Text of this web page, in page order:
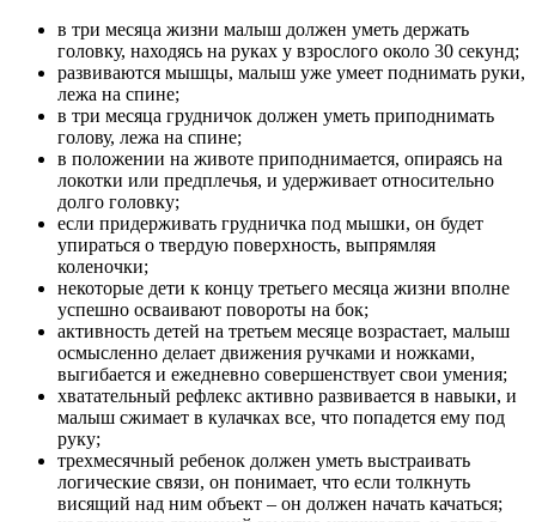
в три месяца жизни малыш должен уметь держать
головку, находясь на руках у взрослого около 30 секунд;
развиваются мышцы, малыш уже умеет поднимать руки,
лежа на спине;
в три месяца грудничок должен уметь приподнимать
голову, лежа на спине;
в положении на животе приподнимается, опираясь на
локотки или предплечья, и удерживает относительно
долго головку;
если придерживать грудничка под мышки, он будет
упираться о твердую поверхность, выпрямляя
коленочки;
некоторые дети к концу третьего месяца жизни вполне
успешно осваивают повороты на бок;
активность детей на третьем месяце возрастает, малыш
осмысленно делает движения ручками и ножками,
выгибается и ежедневно совершенствует свои умения;
хватательный рефлекс активно развивается в навыки, и
малыш сжимает в кулачках все, что попадется ему под
руку;
трехмесячный ребенок должен уметь выстраивать
логические связи, он понимает, что если толкнуть
висящий над ним объект – он должен начать качаться;